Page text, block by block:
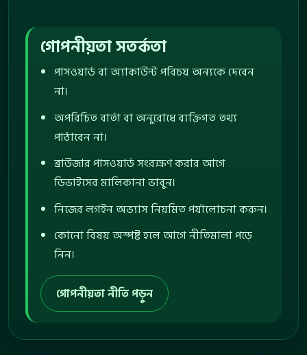
গোপনীয়তা সতর্কতা
পাসওয়ার্ড বা অ্যাকাউন্ট পরিচয় অন্যকে দেবেন
না।
অপরিচিত বার্তা বা অনুরোধে ব্যক্তিগত তথ্য
পাঠাবেন না।
ব্রাউজার পাসওয়ার্ড সংরক্ষণ করার আগে
ডিভাইসের মালিকানা ভাবুন।
নিজের লগইন অভ্যাস নিয়মিত পর্যালোচনা করুন।
কোনো বিষয় অস্পষ্ট হলে আগে নীতিমালা পড়ে
নিন।
গোপনীয়তা নীতি পড়ুন